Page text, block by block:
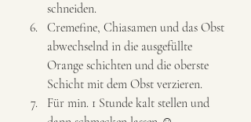
schneiden.
Cremefine, Chiasamen und das Obst
abwechselnd in die ausgefüllte
Orange schichten und die oberste
Schicht mit dem Obst verzieren.
Für min. 1 Stunde kalt stellen und